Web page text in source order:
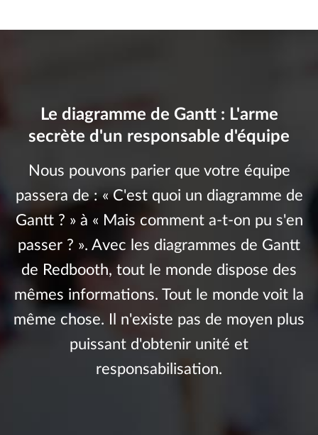
Le diagramme de Gantt : L'arme
secrète d'un responsable d'équipe
Nous pouvons parier que votre équipe
passera de : « C'est quoi un diagramme de
Gantt ? » à « Mais comment a-t-on pu s'en
passer ? ». Avec les diagrammes de Gantt
de Redbooth, tout le monde dispose des
mêmes informations. Tout le monde voit la
même chose. Il n'existe pas de moyen plus
puissant d'obtenir unité et
responsabilisation.